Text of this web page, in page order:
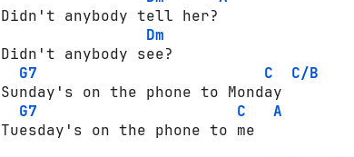
Didn't anybody tell her?
Dm
Didn't anybody see?
G7
C
C/B
Sunday's on the phone to Monday
G7
C
A
Tuesday's on the phone to me